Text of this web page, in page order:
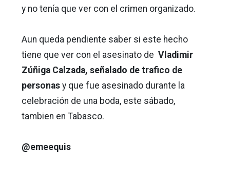
y no tenía que ver con el crimen organizado.
Aun queda pendiente saber si este hecho
tiene que ver con el asesinato de Vladimir
Zúñiga Calzada, señalado de trafico de
personas y que fue asesinado durante la
celebración de una boda, este sábado,
tambien en Tabasco.
@emeequis